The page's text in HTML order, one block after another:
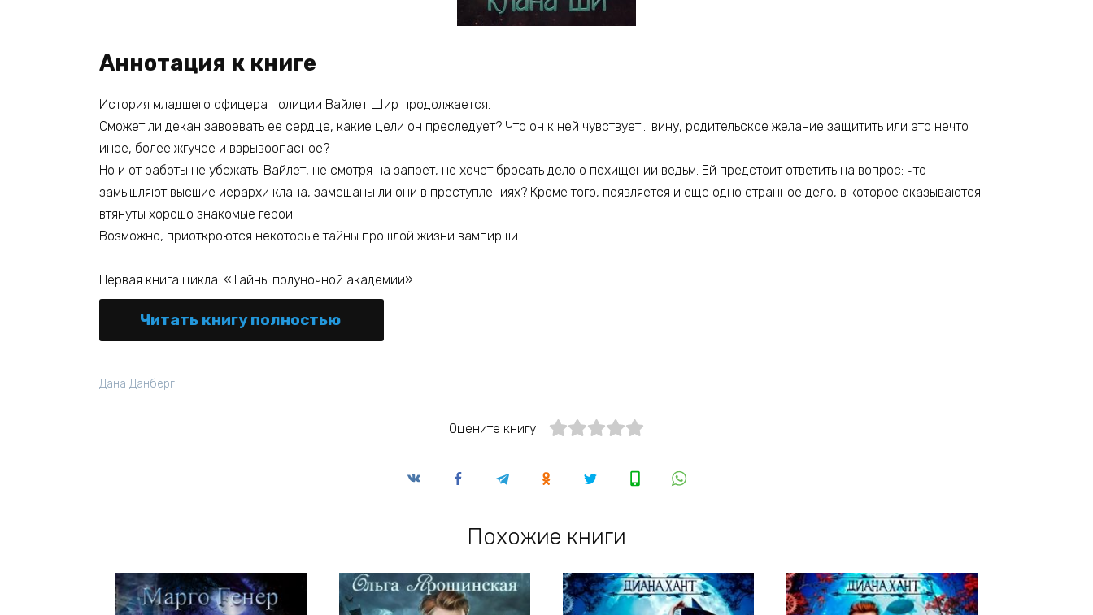
Аннотация к книге
История младшего офицера полиции Вайлет Шир продолжается.
Сможет ли декан завоевать ее сердце, какие цели он преследует? Что он к ней чувствует… вину, родительское желание защитить или это нечто
иное, более жгучее и взрывоопасное?
Но и от работы не убежать. Вайлет, не смотря на запрет, не хочет бросать дело о похищении ведьм. Ей предстоит ответить на вопрос: что
замышляют высшие иерархи клана, замешаны ли они в преступлениях? Кроме того, появляется и еще одно странное дело, в которое оказываются
втянуты хорошо знакомые герои.
Возможно, приоткроются некоторые тайны прошлой жизни вампирши.
Первая книга цикла: «Тайны полуночной академии»
Читать книгу полностью
Дана Данберг
Оцените книгу
Похожие книги